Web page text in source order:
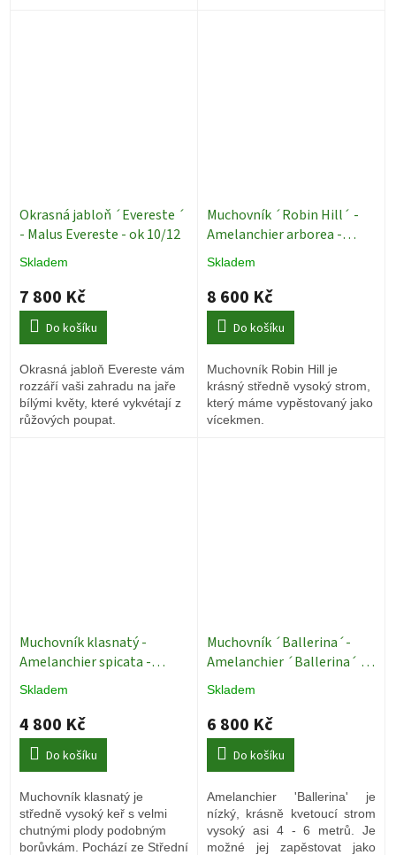
Okrasná jabloň ´Evereste ´
- Malus Evereste - ok 10/12
Skladem
7 800 Kč
Do košíku
Okrasná jabloň Evereste vám
rozzáří vaši zahradu na jaře
bílými květy, které vykvétají z
růžových poupat.
Muchovník ´Robin Hill´ -
Amelanchier arborea -
vícekmen 250 - 300 cm
Skladem
8 600 Kč
Do košíku
Muchovník Robin Hill je
krásný středně vysoký strom,
který máme vypěstovaný jako
vícekmen.
Muchovník klasnatý -
Amelanchier spicata -
vícekmen
Skladem
4 800 Kč
Do košíku
Muchovník klasnatý je
středně vysoký keř s velmi
chutnými plody podobným
borůvkám. Pochází ze Střední
Muchovník ´Ballerina´-
Amelanchier ´Ballerina´ -
Skladem
6 800 Kč
Do košíku
Amelanchier 'Ballerina' je
nízký, krásně kvetoucí strom
vysoký asi 4 - 6 metrů. Je
možné jej zapěstovat jako